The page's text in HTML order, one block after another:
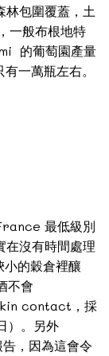
林包圍覆蓋，土
一般布根地特
的葡萄園產量
一萬瓶左右。
最低級別
在沒有時間處理
的穀倉裡釀
不會
contact，採
）。另外
，因為這會令